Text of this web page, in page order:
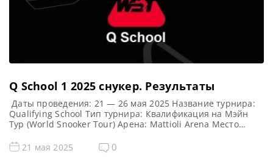
Q School 1 2025 cнукер. Результаты
Даты проведения: 21 — 26 мая 2025 Название турнира:
Qualifying School Тип турнира: Квалификация на Мэйн
Тур (World Snooker Tour) Арена: Mattioli Arena Место
Англия, Великобритания Примечание: Всего будет
разыграно восемь карт World Snooker Tour, а финалисты
21 мая 2025 0